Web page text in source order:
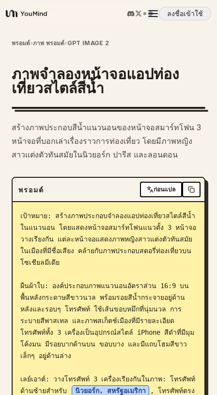
YouMind
ลงชื่อเข้าใช้
ภาพรวม
กรณีการใช้งาน
ทักษะ
พรอมต์
ดาวน์โหลด
บล็อก
อัปเดต
พรอมต์›ภาพ พรอมต์›GPT IMAGE 2
ภาพจำลองหน้าจอแอปท่อง
เที่ยวสไตล์สีน้ำ
สร้างภาพประกอบสีน้ำแนวนอนของหน้าจอสมาร์ทโฟน 3
หน้าจอที่บอกเล่าเรื่องราวการท่องเที่ยว โดยมีภาพหญิง
สาวแต่งตัวทันสมัยในนิวยอร์ก ปารีส และลอนดอน
พรอมต์ ก่อนแปล
เป้าหมาย: สร้างภาพประกอบจำลองแอปท่องเที่ยวสไตล์สีน้ำ
ในแนวนอน โดยแสดงหน้าจอสมาร์ทโฟนแนวตั้ง 3 หน้าจอ
วางเรียงกัน แต่ละหน้าจอแสดงภาพหญิงสาวแต่งตัวทันสมัย
ในเมืองที่มีชื่อเสียง คล้ายกับภาพประกอบสตอรี่ท่องเที่ยวบน
โซเชียลมีเดีย
ผืนผ้าใบ: องค์ประกอบภาพแนวนอนอัตราส่วน 16:9 บน
พื้นหลังกระดาษสีขาวนวล พร้อมรอยสีน้ำกระจายอยู่ด้าน
หลังและรอบๆ โทรศัพท์ ใช้เส้นขอบหมึกที่นุ่มนวล การ
ระบายสีพาสเทล และภาพสเก็ตช์เมืองที่มีรายละเอียด
โทรศัพท์ทั้ง 3 เครื่องเป็นอุปกรณ์สไตล์ iPhone สีดำที่มีมุม
โค้งมน มีรอยบากด้านบน ขอบบาง และมีแถบโฮมสีขาว
เล็กๆ อยู่ด้านล่าง
เลย์เอาต์: วางโทรศัพท์ 3 เครื่องเรียงกันในภาพ: โทรศัพท์
ด้านซ้ายสำหรับ
นิวยอร์ก, สหรัฐอเมริกา
, โทรศัพท์ตรง